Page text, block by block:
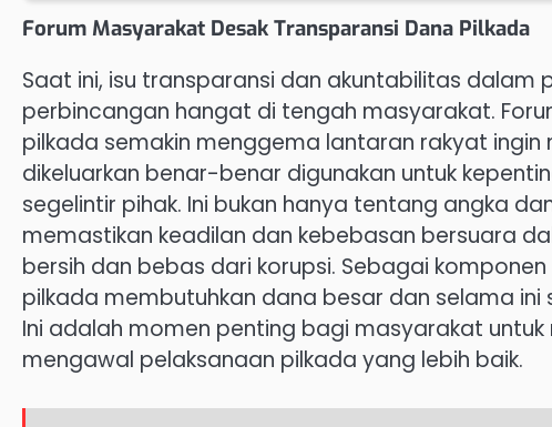
Forum Masyarakat Desak Transparansi Dana Pilkada
Saat ini, isu transparansi dan akuntabilitas
perbincangan hangat di tengah masyarakat.
pilkada semakin menggema lantaran rakyat
dikeluarkan benar-benar digunakan untuk
segelintir pihak. Ini bukan hanya tentang angka
memastikan keadilan dan kebebasan bersuara
bersih dan bebas dari korupsi. Sebagai
pilkada membutuhkan dana besar dan selama
Ini adalah momen penting bagi masyarakat
mengawal pelaksanaan pilkada yang lebih baik.